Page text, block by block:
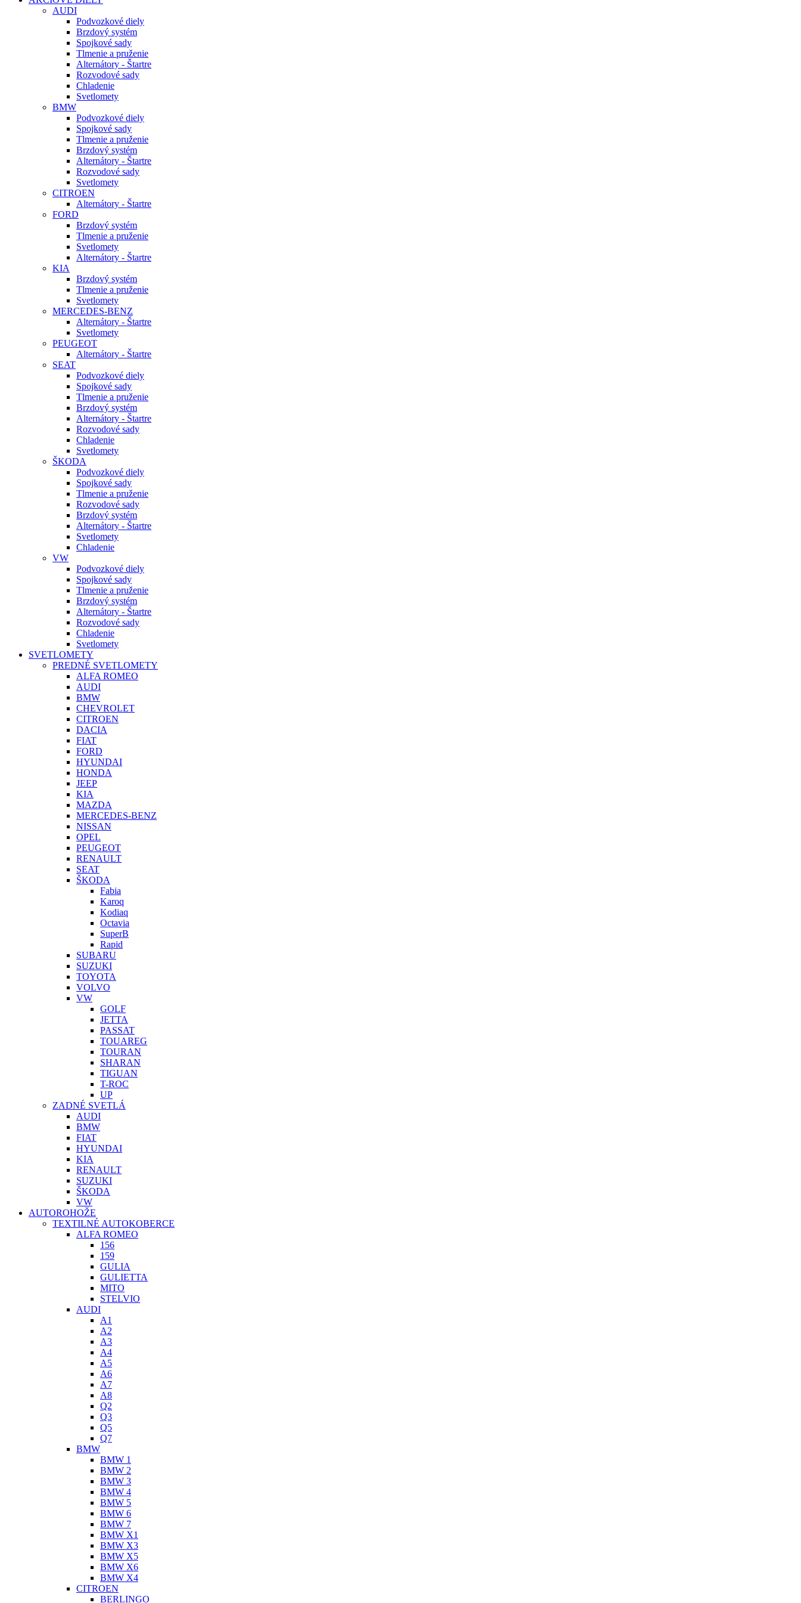
AUDI
Podvozkové diely
Brzdový systém
Spojkové sady
Tlmenie a pruženie
Alternátory - Štartre
Rozvodové sady
Chladenie
Svetlomety
BMW
Podvozkové diely
Spojkové sady
Tlmenie a pruženie
Brzdový systém
Alternátory - Štartre
Rozvodové sady
Svetlomety
CITROEN
Alternátory - Štartre
FORD
Brzdový systém
Tlmenie a pruženie
Svetlomety
Alternátory - Štartre
KIA
Brzdový systém
Tlmenie a pruženie
Svetlomety
MERCEDES-BENZ
Alternátory - Štartre
Svetlomety
PEUGEOT
Alternátory - Štartre
SEAT
Podvozkové diely
Spojkové sady
Tlmenie a pruženie
Brzdový systém
Alternátory - Štartre
Rozvodové sady
Chladenie
Svetlomety
ŠKODA
Podvozkové diely
Spojkové sady
Tlmenie a pruženie
Rozvodové sady
Brzdový systém
Alternátory - Štartre
Svetlomety
Chladenie
VW
Podvozkové diely
Spojkové sady
Tlmenie a pruženie
Brzdový systém
Alternátory - Štartre
Rozvodové sady
Chladenie
Svetlomety
SVETLOMETY
PREDNÉ SVETLOMETY
ALFA ROMEO
AUDI
BMW
CHEVROLET
CITROEN
DACIA
FIAT
FORD
HYUNDAI
HONDA
JEEP
KIA
MAZDA
MERCEDES-BENZ
NISSAN
OPEL
PEUGEOT
RENAULT
SEAT
ŠKODA
Fabia
Karoq
Kodiaq
Octavia
SuperB
Rapid
SUBARU
SUZUKI
TOYOTA
VOLVO
VW
GOLF
JETTA
PASSAT
TOUAREG
TOURAN
SHARAN
TIGUAN
T-ROC
UP
ZADNÉ SVETLÁ
AUDI
BMW
FIAT
HYUNDAI
KIA
RENAULT
SUZUKI
ŠKODA
VW
AUTOROHOŽE
TEXTILNÉ AUTOKOBERCE
ALFA ROMEO
156
159
GULIA
GULIETTA
MITO
STELVIO
AUDI
A1
A2
A3
A4
A5
A6
A7
A8
Q2
Q3
Q5
Q7
BMW
BMW 1
BMW 2
BMW 3
BMW 4
BMW 5
BMW 6
BMW 7
BMW X1
BMW X3
BMW X5
BMW X6
BMW X4
CITROEN
BERLINGO